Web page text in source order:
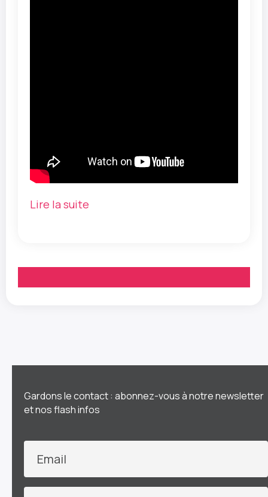
Lire la suite
Gardons le contact : abonnez-vous à notre newsletter
et nos flash infos
Email